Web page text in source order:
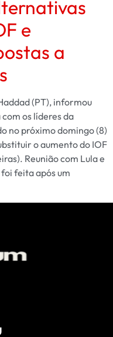
e
a
(PT), informou
os líderes da
no próximo domingo (8)
o aumento do IOF
Reunião com Lula e
feita após um